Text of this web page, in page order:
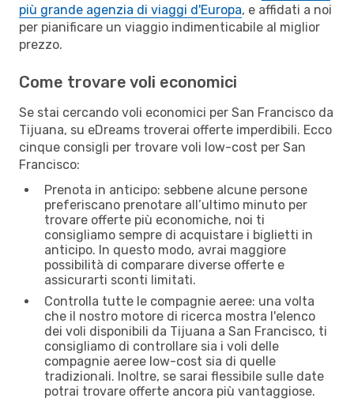
più grande agenzia di viaggi d'Europa, e affidati a noi
per pianificare un viaggio indimenticabile al miglior
prezzo.
Come trovare voli economici
Se stai cercando voli economici per San Francisco da
Tijuana, su eDreams troverai offerte imperdibili. Ecco
cinque consigli per trovare voli low-cost per San
Francisco:
Prenota in anticipo: sebbene alcune persone
preferiscano prenotare all’ultimo minuto per
trovare offerte più economiche, noi ti
consigliamo sempre di acquistare i biglietti in
anticipo. In questo modo, avrai maggiore
possibilità di comparare diverse offerte e
assicurarti sconti limitati.
Controlla tutte le compagnie aeree: una volta
che il nostro motore di ricerca mostra l'elenco
dei voli disponibili da Tijuana a San Francisco, ti
consigliamo di controllare sia i voli delle
compagnie aeree low-cost sia di quelle
tradizionali. Inoltre, se sarai flessibile sulle date
potrai trovare offerte ancora più vantaggiose.